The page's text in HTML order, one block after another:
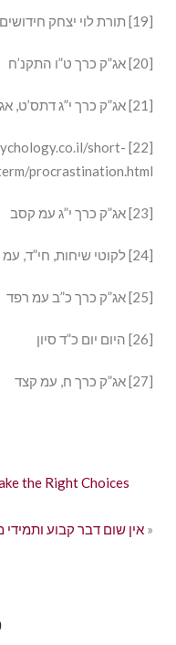
[19] תורת לוי יצחק חידושים וביאורים לש”ס עמי ב
[20] אג”ק כרך ט”ו התקנ’ח
[21] אג”ק כרך י”ג דתס’ט, אג”ק כרך ח עמ שלד
short-
procrastination.html
[23] אג”ק כרך י”ג עמ קסב
[24] לקוטי שיחות, חי”ד, עמ 322
[25] אג”ק כרך כ”ב עמ רפד
[26] היום יום כ”ד סיון
[27] אג”ק כרך ח, עמ קצד
the Right Choices
אין שום דבר קבוע ותמידי »